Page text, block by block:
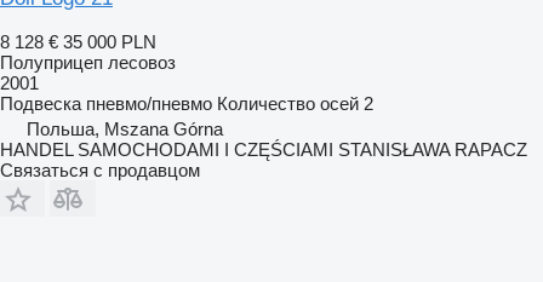
8 128 € 35 000 PLN
Полуприцеп лесовоз
2001
Подвеска пневмо/пневмо Количество осей 2
Польша, Mszana Górna
HANDEL SAMOCHODAMI I CZĘŚCIAMI STANISŁAWA RAPACZ
Связаться с продавцом